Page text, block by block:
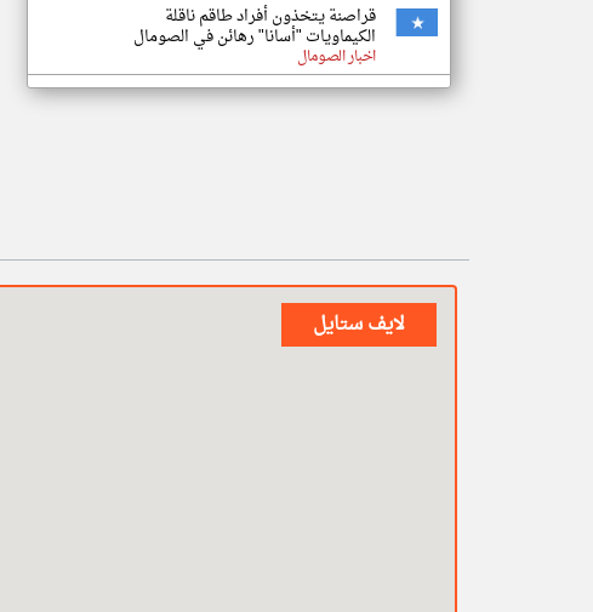
قراصنة يتخذون أفراد طاقم ناقلة
الكيماويات "أسانا" رهائن في الصومال
اخبار الصومال
لايف ستايل